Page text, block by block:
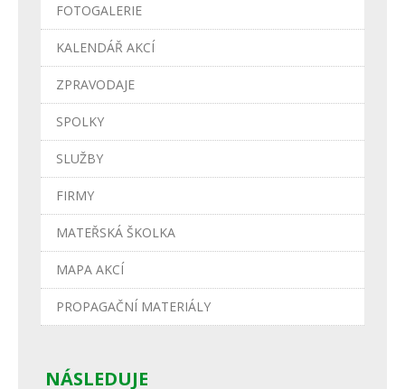
FOTOGALERIE
KALENDÁŘ AKCÍ
ZPRAVODAJE
SPOLKY
SLUŽBY
FIRMY
MATEŘSKÁ ŠKOLKA
MAPA AKCÍ
PROPAGAČNÍ MATERIÁLY
NÁSLEDUJE